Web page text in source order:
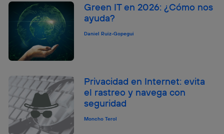
Green IT en 2026: ¿Cómo nos
ayuda?
Daniel Ruiz-Gopegui
Privacidad en Internet: evita
el rastreo y navega con
seguridad
Moncho Terol